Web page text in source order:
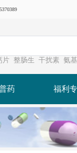
片 整肠生 干扰素 氨
药 福利